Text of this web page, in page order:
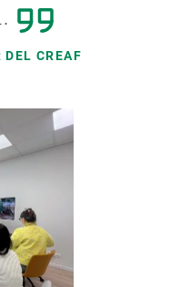
DEL CREAF